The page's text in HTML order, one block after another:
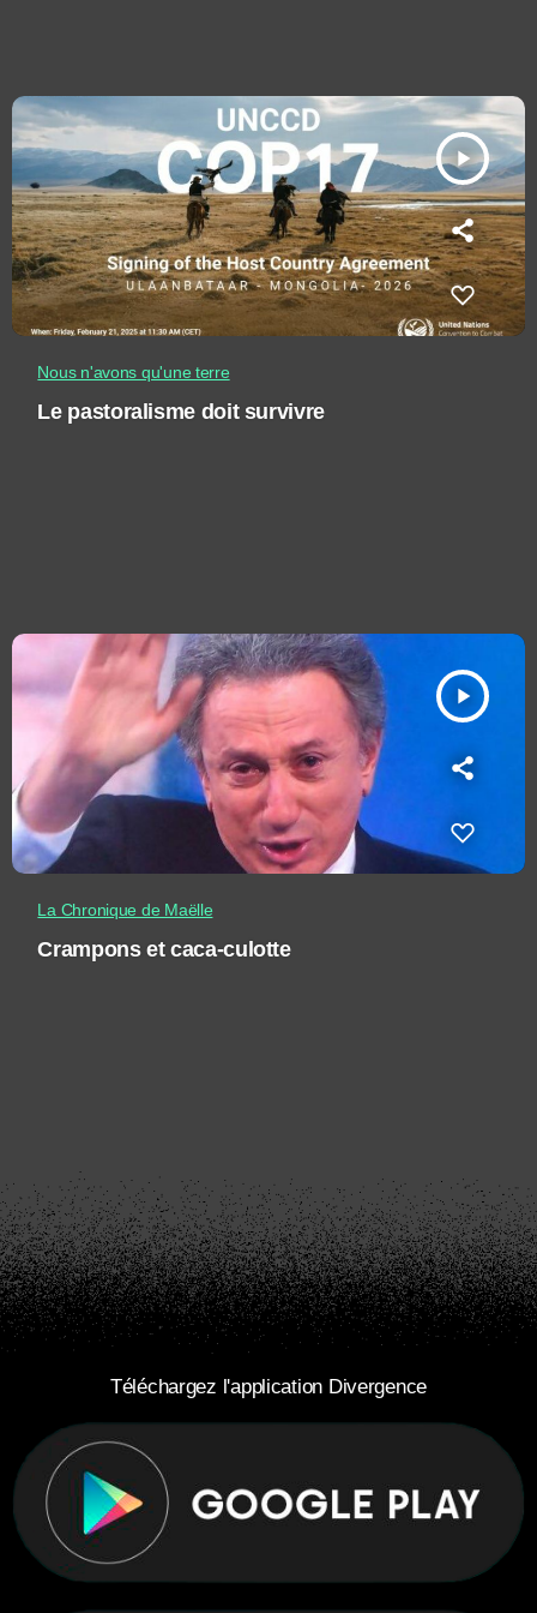
play_arrow
Nous n'avons qu'une terre
Le pastoralisme doit survivre
play_arrow
La Chronique de Maëlle
Crampons et caca-culotte
Téléchargez l'application Divergence